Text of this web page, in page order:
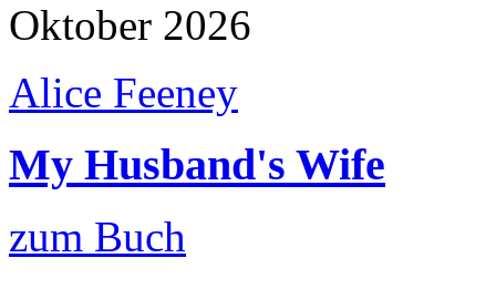
Oktober 2026
Alice Feeney
My Husband's Wife
zum Buch